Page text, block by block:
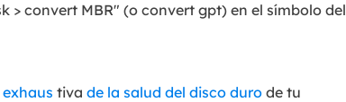
> convert MBR" (o convert gpt) en el símbolo del
tiva de la salud del disco duro de tu